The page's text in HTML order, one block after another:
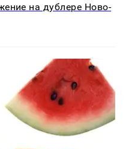
на дублере Ново-